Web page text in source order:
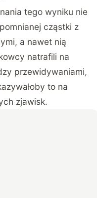
tego wyniku nie
cząstki z
a nawet nią
natrafili na
przewidywaniami,
to na
zjawisk.